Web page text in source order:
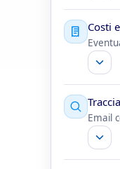
Costi
Email